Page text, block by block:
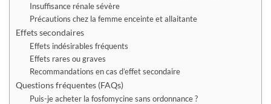
Insuffisance rénale sévère
Précautions chez la femme enceinte et allaitante
Effets secondaires
Effets indésirables fréquents
Effets rares ou graves
Recommandations en cas d’effet secondaire
Questions fréquentes (FAQs)
Puis-je acheter la fosfomycine sans ordonnance ?